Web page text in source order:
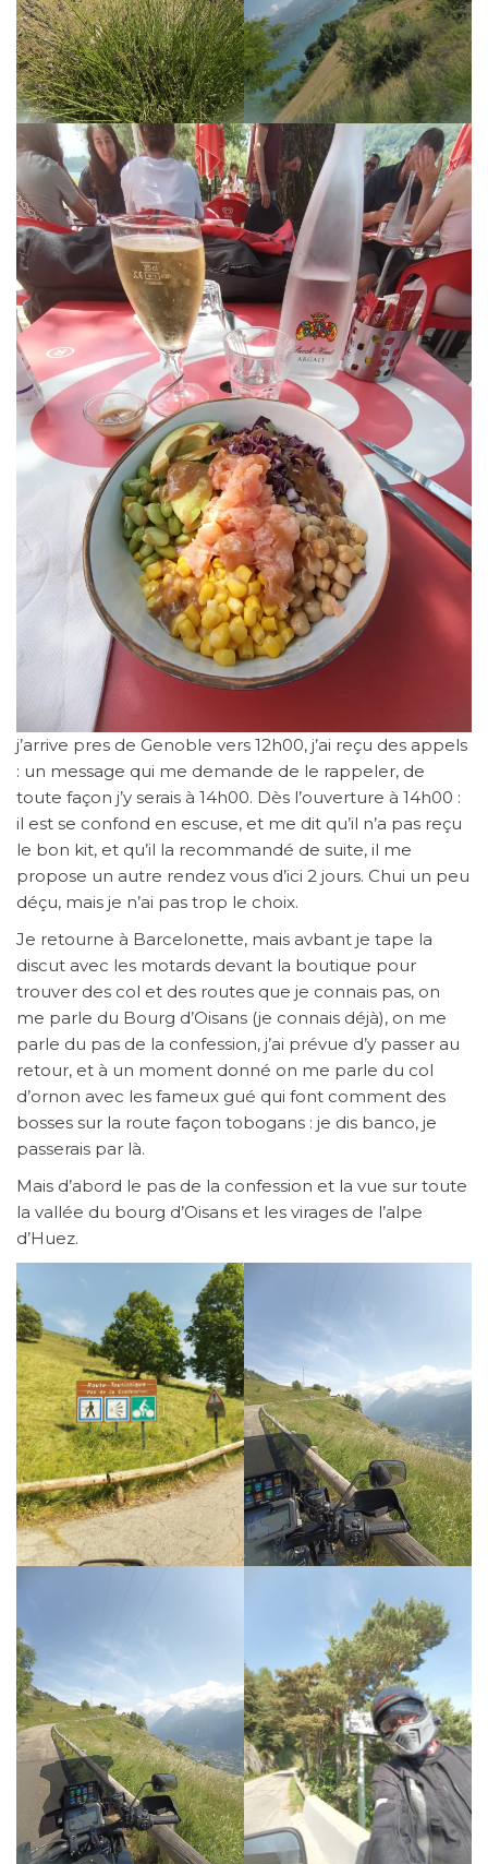
j’arrive pres de Genoble vers 12h00, j’ai reçu des appels
: un message qui me demande de le rappeler, de
toute façon j’y serais à 14h00. Dès l’ouverture à 14h00 :
il est se confond en escuse, et me dit qu’il n’a pas reçu
le bon kit, et qu’il la recommandé de suite, il me
propose un autre rendez vous d’ici 2 jours. Chui un peu
déçu, mais je n’ai pas trop le choix.
Je retourne à Barcelonette, mais avbant je tape la
discut avec les motards devant la boutique pour
trouver des col et des routes que je connais pas, on
me parle du Bourg d’Oisans (je connais déjà), on me
parle du pas de la confession, j’ai prévue d’y passer au
retour, et à un moment donné on me parle du col
d’ornon avec les fameux gué qui font comment des
bosses sur la route façon tobogans : je dis banco, je
passerais par là.
Mais d’abord le pas de la confession et la vue sur toute
la vallée du bourg d’Oisans et les virages de l’alpe
d’Huez.